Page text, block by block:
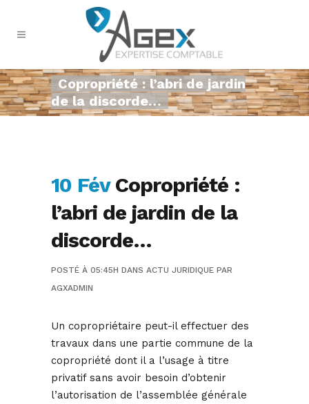
Copropriété : l’abri de jardin
de la discorde…
10 FévCopropriété :
l’abri de jardin de la
discorde…
POSTÉ À 05:45H DANS ACTU JURIDIQUE PAR
AGXADMIN
Un copropriétaire peut-il effectuer des
travaux dans une partie commune de la
copropriété dont il a l’usage à titre
privatif sans avoir besoin d’obtenir
l’autorisation de l’assemblée générale